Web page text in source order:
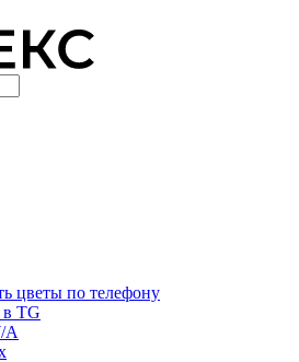
цветы по телефону
в TG
A